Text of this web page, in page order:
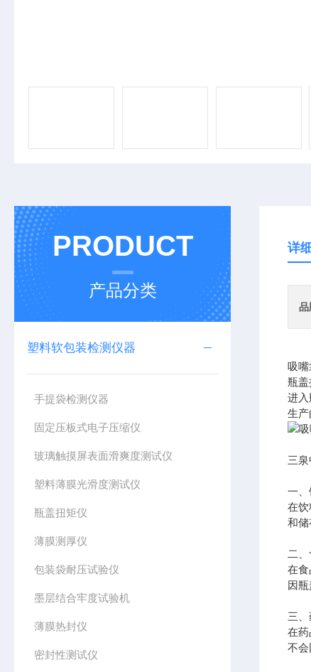
PRODUCT
产品分类
塑料软包装检测仪器
手提袋检测仪器
固定压板式电子压缩仪
玻璃触摸屏表面滑爽度测试仪
塑料薄膜光滑度测试仪
瓶盖扭矩仪
薄膜测厚仪
包装袋耐压试验仪
墨层结合牢度试验机
薄膜热封仪
密封性测试仪
详
品
吸嘴
瓶
进
生产
三
一、
在
和储
二
在
因
三
在
不会